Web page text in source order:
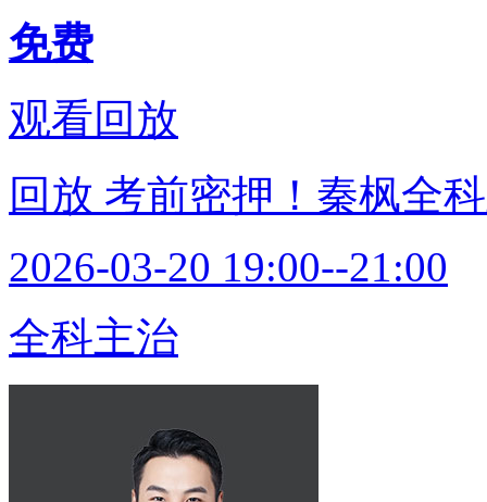
免费
观看回放
回放 考前密押！秦枫全
2026-03-20 19:00--21:00
全科主治